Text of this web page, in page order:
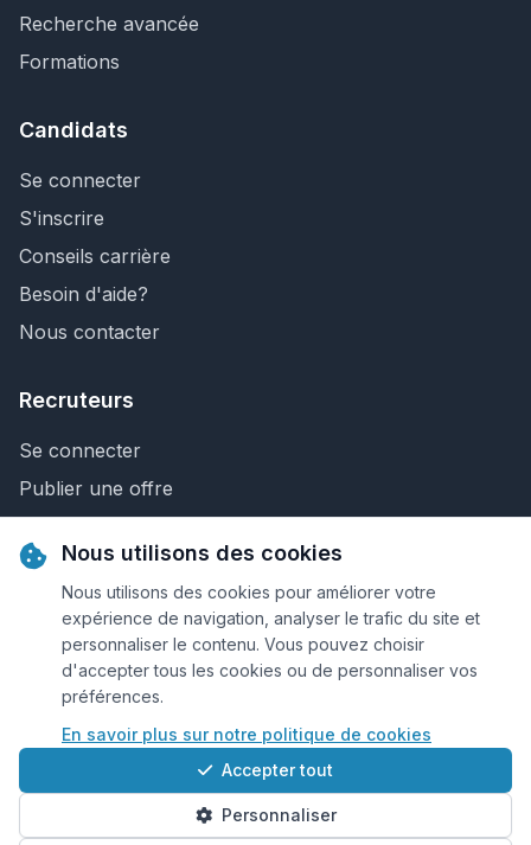
Recherche avancée
Formations
Candidats
Se connecter
S'inscrire
Conseils carrière
Besoin d'aide?
Nous contacter
Recruteurs
Se connecter
Publier une offre
Nous contacter
© 2026 Keejob.com. Tous droits réservés.
Conditions et règlement
Cookies
Qui sommes-nous?
Nous utilisons des cookies
Nous utilisons des cookies pour améliorer votre
expérience de navigation, analyser le trafic du site et
personnaliser le contenu. Vous pouvez choisir
d'accepter tous les cookies ou de personnaliser vos
préférences.
En savoir plus sur notre politique de cookies
Accepter tout
Personnaliser